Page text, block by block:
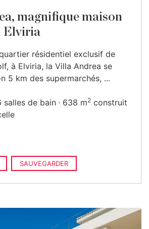
magnifique maison
Elviria
résidentiel exclusif de
à Elviria, la Villa Andrea se
5 km des supermarchés, ...
salles de bain 638 m2 construit
SAUVEGARDER